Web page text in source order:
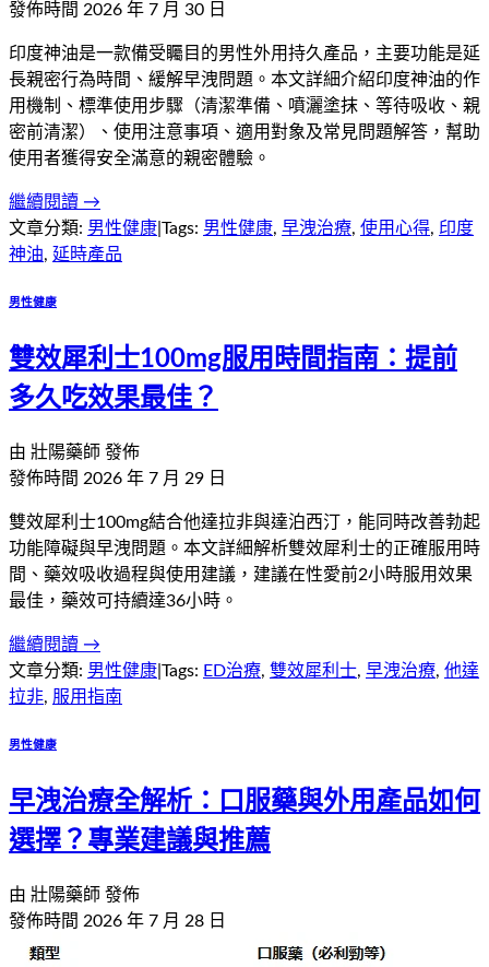
發佈時間 2026 年 7 月 30 日
印度神油是一款備受矚目的男性外用持久產品，主要功能是延
長親密行為時間、緩解早洩問題。本文詳細介紹印度神油的作
用機制、標準使用步驟（清潔準備、噴灑塗抹、等待吸收、親
密前清潔）、使用注意事項、適用對象及常見問題解答，幫助
使用者獲得安全滿意的親密體驗。
繼續閱讀 →
文章分類: 男性健康 Tags: 男性健康, 早洩治療, 使用心得, 印度
神油, 延時產品
男性健康
雙效犀利士100mg服用時間指南：提前
多久吃效果最佳？
由 壯陽藥師 發佈
發佈時間 2026 年 7 月 29 日
雙效犀利士100mg結合他達拉非與達泊西汀，能同時改善勃起
功能障礙與早洩問題。本文詳細解析雙效犀利士的正確服用時
間、藥效吸收過程與使用建議，建議在性愛前2小時服用效果
最佳，藥效可持續達36小時。
繼續閱讀 →
文章分類: 男性健康 Tags: ED治療, 雙效犀利士, 早洩治療, 他達
拉非, 服用指南
男性健康
早洩治療全解析：口服藥與外用產品如何
選擇？專業建議與推薦
由 壯陽藥師 發佈
發佈時間 2026 年 7 月 28 日